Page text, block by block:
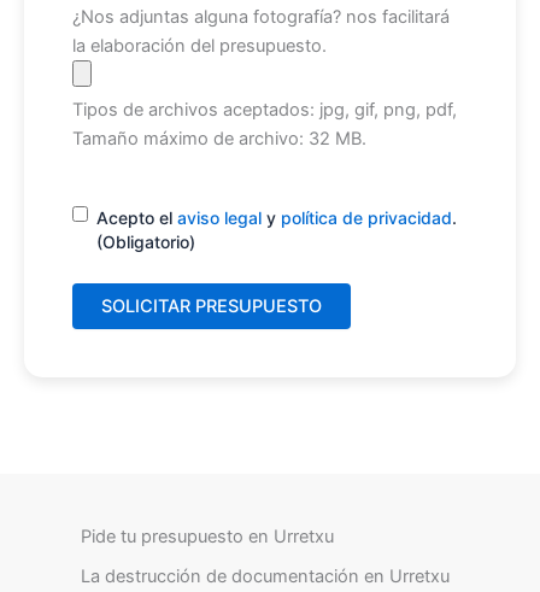
Archivo
¿Nos adjuntas alguna fotografía? nos facilitará
la elaboración del presupuesto.
Tipos de archivos aceptados: jpg, gif, png, pdf,
Tamaño máximo de archivo: 32 MB.
Consentimiento(Obligatorio)
Acepto el aviso legal y política de privacidad.
(Obligatorio)
Pide tu presupuesto en Urretxu
La destrucción de documentación en Urretxu